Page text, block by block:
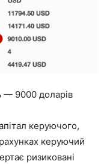
— 9000 доларів
керуючого,
керуючий
ризиковані